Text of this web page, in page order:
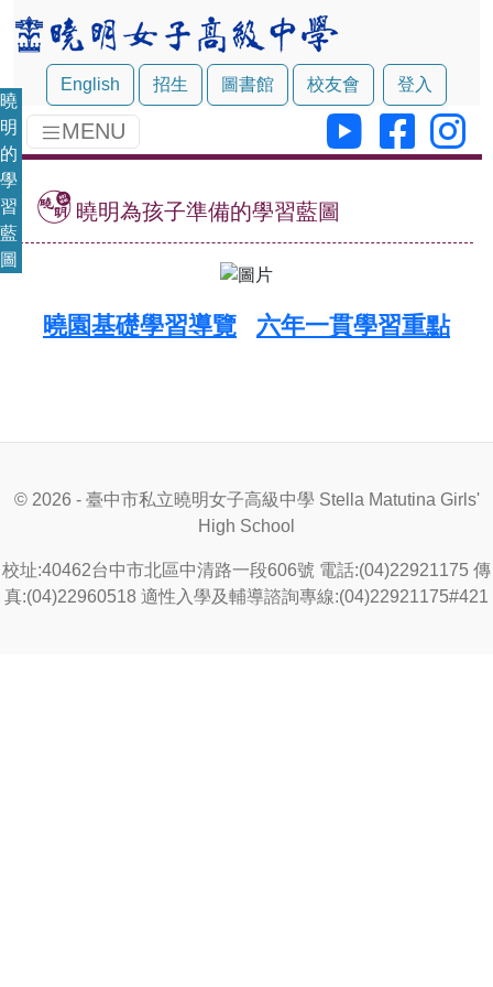
English 招生 圖書館 校友會 登入
MENU
曉明為孩子準備的學習藍圖
曉園基礎學習導覽 六年一貫學習重點
曉
明
的
學
習
藍
圖
© 2026 - 臺中市私立曉明女子高級中學 Stella Matutina Girls'
High School
校址:40462台中市北區中清路一段606號 電話:(04)22921175 傳
真:(04)22960518 適性入學及輔導諮詢專線:(04)22921175#421